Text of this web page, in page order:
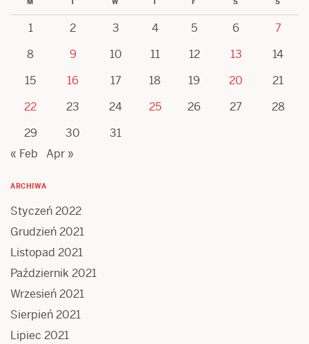
1 2 3 4 5 6
7
8
9 10 11 12 13
14
15
16 17 18 19 20
21
22
23 24 25 26 27
28
29
30
31
« Feb
Apr »
ARCHIWA
Styczeń 2022
Grudzień 2021
Listopad 2021
Październik 2021
Wrzesień 2021
Sierpień 2021
Lipiec 2021